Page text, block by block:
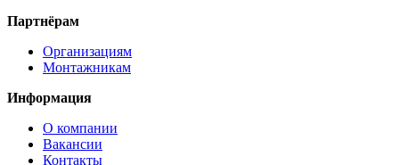
Партнёрам
Организациям
Монтажникам
Информация
О компании
Вакансии
Контакты